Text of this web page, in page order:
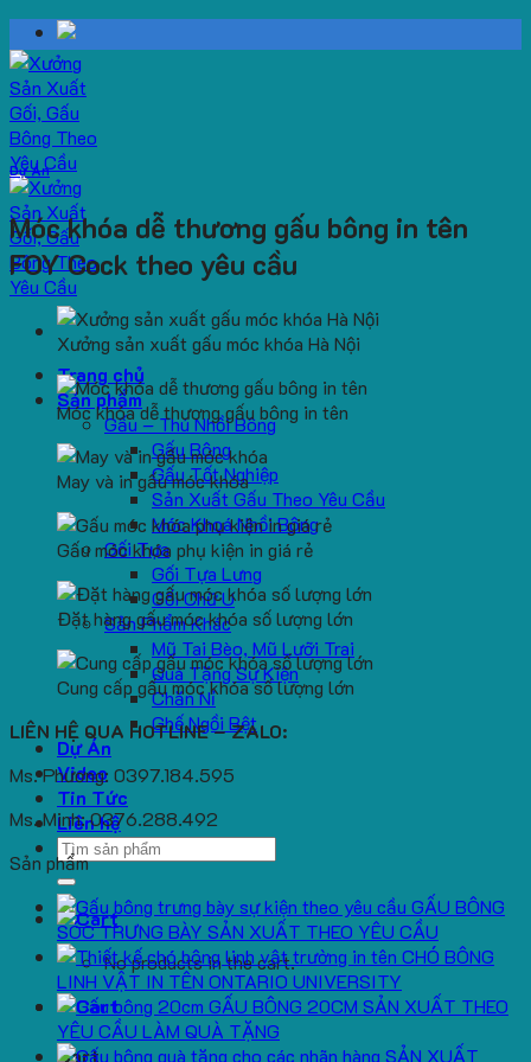
Skip
to
content
Trang chủ
Sản phẩm
Gấu – Thú Nhồi Bông
Gấu Bông
Gấu Tốt Nghiệp
Sản Xuất Gấu Theo Yêu Cầu
Móc Khoá Nhồi Bông
Gối Tựa
Gối Tựa Lưng
Gối Chữ U
Sản Phẩm Khác
Mũ Tai Bèo, Mũ Lưỡi Trai
Quà Tặng Sự Kiện
Chăn Nỉ
Ghế Ngồi Bệt
Dự Án
Video
Tin Tức
Liên hệ
Search
for:
No products in the cart.
Cart
Dự Án
Móc khóa dễ thương gấu bông in tên
FOY Cock theo yêu cầu
Xưởng sản xuất gấu móc khóa Hà Nội
Móc khóa dễ thương gấu bông in tên
May và in gấu móc khóa
Gấu móc khóa phụ kiện in giá rẻ
Đặt hàng gấu móc khóa số lượng lớn
Cung cấp gấu móc khóa số lượng lớn
LIÊN HỆ QUA HOTLINE – ZALO:
Ms. Phương: 0397.184.595
Ms. Minh: 0376.288.492
Sản phẩm
GẤU BÔNG
SÓC TRƯNG BÀY SẢN XUẤT THEO YÊU CẦU
CHÓ BÔNG
LINH VẬT IN TÊN ONTARIO UNIVERSITY
GẤU BÔNG 20CM SẢN XUẤT THEO
YÊU CẦU LÀM QUÀ TẶNG
SẢN XUẤT